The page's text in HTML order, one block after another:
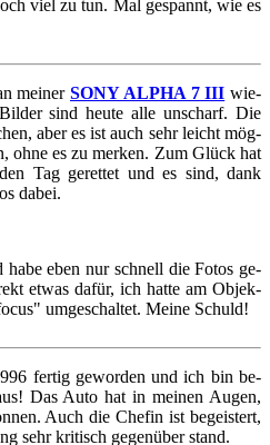
viel zu tun. Mal ge­spannt, wie es
mei­ner SONY ALPHA 7 III wie­
sind heute alle un­scharf. Die
aber es ist auch sehr leicht mög­
ohne es zu mer­ken. Zum Glück hat
Tag ge­ret­tet und es sind, dank
dabei.
habe eben nur schnell die Fotos ge­
etwas dafür, ich hatte am Ob­jek­
um­ge­schal­tet. Meine Schuld!
fer­tig ge­wor­den und ich bin be­
Das Auto hat in mei­nen Augen,
Auch die Che­fin ist be­geis­tert,
sehr kri­tisch ge­gen­über stand.